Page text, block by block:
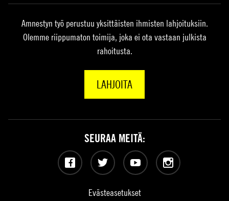
Amnestyn työ perustuu yksittäisten ihmisten lahjoituksiin.
Olemme riippumaton toimija, joka ei ota vastaan julkista
rahoitusta.
LAHJOITA
Evästeasetukset
SEURAA MEITÄ:
Facebook Twitter YouTubeInstagram